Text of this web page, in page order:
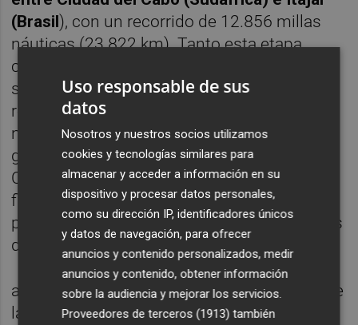
(Brasil), con un recorrido de 12.856 millas
náuticas (23.822 km). Tanto esta etapa
como la cuarta entre Newport y Aarhus
serán de doble puntuación. Esto
representará algo más de un mes de
navegación de la flota pasando por los tres
grandes cabos (Cabo de Buena Esperanza,
Cabo Leeuwin y Cabo de Hornos) antes de
finalizar en Itajaí (Brasil), todo un desafío
para la flota de la clase IMOCA (monocascos
de 18,30 metros de eslora). H
asta hoy, la etapa más larga de la historia fue
la quinta de la edición 2008-2009 entre
Uso responsable de sus
datos
Nosotros y nuestros socios utilizamos
cookies y tecnologías similares para
almacenar y acceder a información en su
dispositivo y procesar datos personales,
como su dirección IP, identificadores únicos
y datos de navegación, para ofrecer
anuncios y contenido personalizados, medir
anuncios y contenido, obtener información
sobre la audiencia y mejorar los servicios.
Proveedores de terceros (1913) también